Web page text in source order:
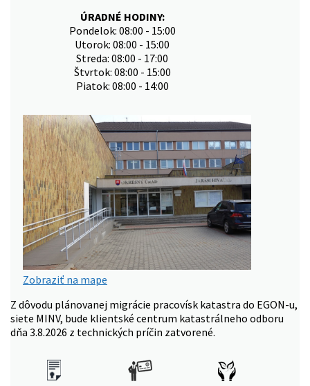
ÚRADNÉ HODINY:
Pondelok: 08:00 - 15:00
Utorok: 08:00 - 15:00
Streda: 08:00 - 17:00
Štvrtok: 08:00 - 15:00
Piatok: 08:00 - 14:00
Zobraziť na mape
Z dôvodu plánovanej migrácie pracovísk katastra do EGON-u,
siete MINV, bude klientské centrum katastrálneho odboru
dňa 3.8.2026 z technických príčin zatvorené.